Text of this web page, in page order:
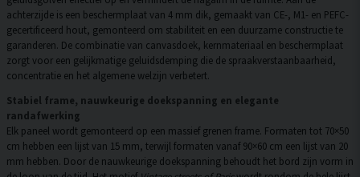
achterzijde is een beschermplaat van 4 mm dik, gemaakt van CE-, M1- en PEFC-
gecertificeerd hout, gemonteerd om stabiliteit en een duurzame constructie te
garanderen. De combinatie van canvasdoek, kernmateriaal en beschermplaat
zorgt voor een gelijkmatige geluidsdemping die de spraakverstaanbaarheid,
concentratie en het algemene welzijn verbetert.
Stabiel frame, nauwkeurige doekspanning en elegante
randafwerking
Elk paneel wordt gemonteerd op een massief grenen frame. Formaten tot 70×50
cm hebben een lijst van 15 mm, terwijl formaten vanaf 90×60 cm een lijst van 20
mm hebben. Door de nauwkeurige doekspanning behoudt het bord zijn vorm in